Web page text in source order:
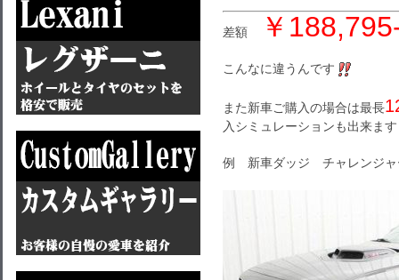
差額 ￥
こんなに違うんです
また新車ご購入の場合は最長
入シミュレーションも出来ます
例 新車ダッジ チャレンジャ